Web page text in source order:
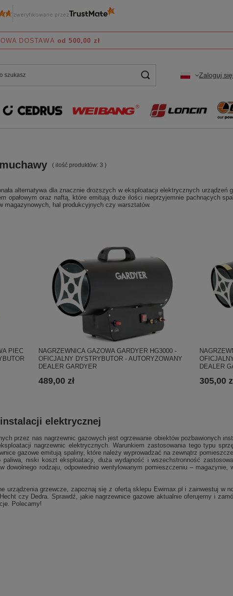
DOSTAWA od 500,00 zł
Zaloguj się
( ilość produktów: 3 )
alternatywa dla znacznie droższych w eksploatacji elektrycznych urządzeń
opałowym oraz naftą, które emitują duże ilości nieprzyjemnie pachnących
magazynowych, hal produkcyjnych czy warsztatów.
PIEC
NAGRZEWNICA GAZOWA GARDYER HG3000 -
OFICJALNY DYSTRYBUTOR - AUTORYZOWANY
DEALER GARDYER
489,00 zł
DEALER
305,00
elektrycznej
przez nas nagrzewnic gazowych jest ogrzewanie obiektów pozbawionych
nagrzewnic elektrycznych. Warunkiem zastosowania tego typu
gazowe emitują spaliny, które należy wyprowadzać na zewnątrz
niski koszt eksploatacji, duża wydajność i wszechstronność
dowolnego rodzaju, odpowiednio wentylowanym pomieszczeniu –
urządzenia grzewcze, zapoznaj się z ofertą sklepu Ewimax.pl i zainwestuj w
czy Dedra. Sprawdź, jakie nagrzewnice gazowe aktualnie oferujemy i
Polecamy!
zweryfikowane przez